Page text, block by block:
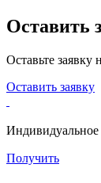
Оставить
Оставьте
Оставить заявку
Получить